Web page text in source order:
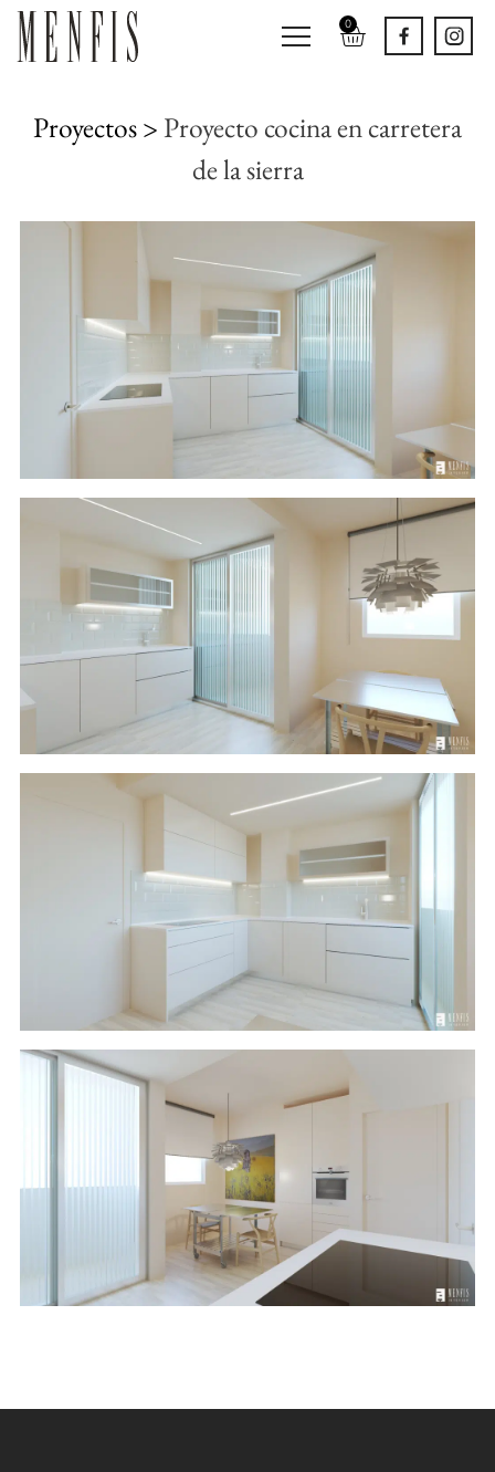
0
Proyectos >Proyecto cocina en carretera
de la sierra